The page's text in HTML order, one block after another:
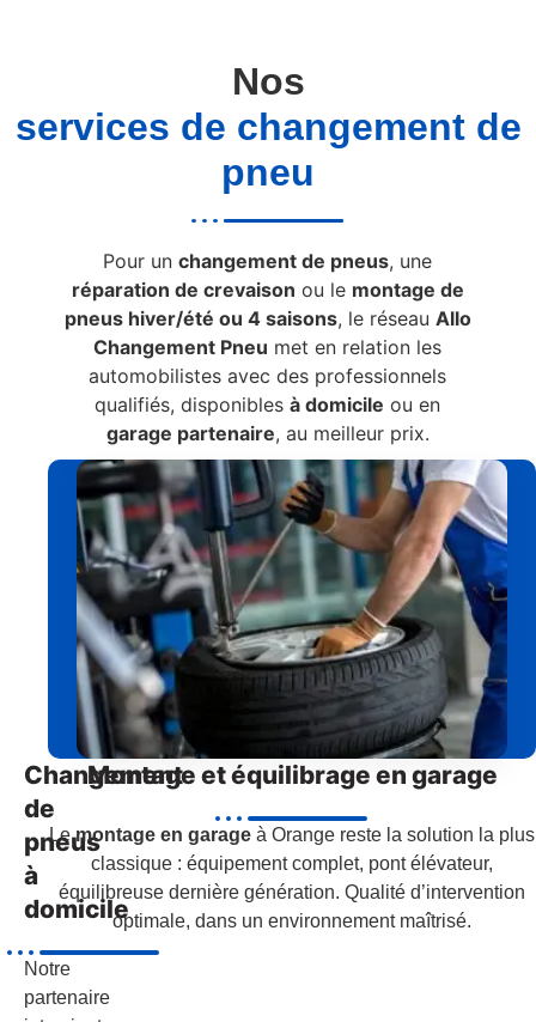
Nos
services de changement de
pneu
Pour unchangement de pneus, une
réparation de crevaison ou le montage de
pneus hiver/été ou 4 saisons, le réseau Allo
Changement Pneu met en relation les
automobilistes avec des professionnels
qualifiés, disponiblesà domicile ou en
garage partenaire, au meilleur prix.
Changement
de
pneus
à
domicile
Notre
partenaire
Montage et équilibrage en garage
Lemontage en garage à Orange reste la solution la plus
classique : équipement complet, pont élévateur,
équilibreuse dernière génération. Qualité d’intervention
optimale, dans un environnement maîtrisé.